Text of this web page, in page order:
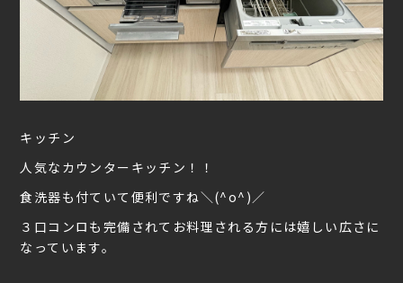
キッチン
人気なカウンターキッチン！！
食洗器も付ていて便利ですね＼(^o^)／
３口コンロも完備されてお料理される方には嬉しい広さに
なっています。